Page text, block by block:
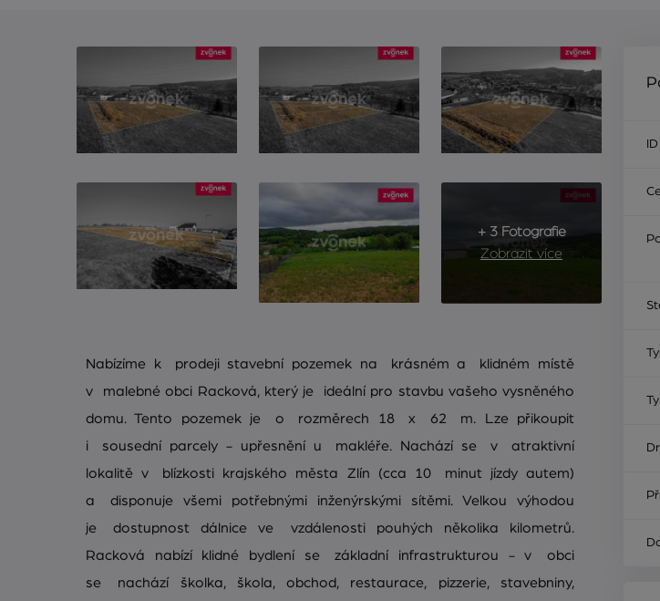
+ 3 Fotografie
Zobrazit více
Nabízíme k prodeji stavební pozemek na krásném a klidném místě
v malebné obci Racková, který je ideální pro stavbu vašeho vysněného
domu. Tento pozemek je o rozměrech 18 x 62 m. Lze přikoupit
i sousední parcely - upřesnění u makléře. Nachází se v atraktivní
lokalitě v blízkosti krajského města Zlín (cca 10 minut jízdy autem)
a disponuje všemi potřebnými inženýrskými sítěmi. Velkou výhodou
je dostupnost dálnice ve vzdálenosti pouhých několika kilometrů.
Racková nabízí klidné bydlení se základní infrastrukturou - v obci
se nachází školka, škola, obchod, restaurace, pizzerie, stavebniny,